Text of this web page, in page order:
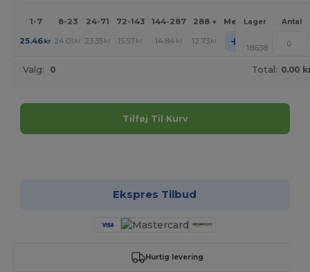
1-7 8-23 24-71 72-143 144-287 288 + MereLager Antal
25.46kr 24.01 kr 23.35 kr 15.57 kr 14.84 kr 12.73 kr + 18638
Valg: 0 Total: 0.00
Tilføj Til Kurv
Ekspres Tilbud
Hurtig levering